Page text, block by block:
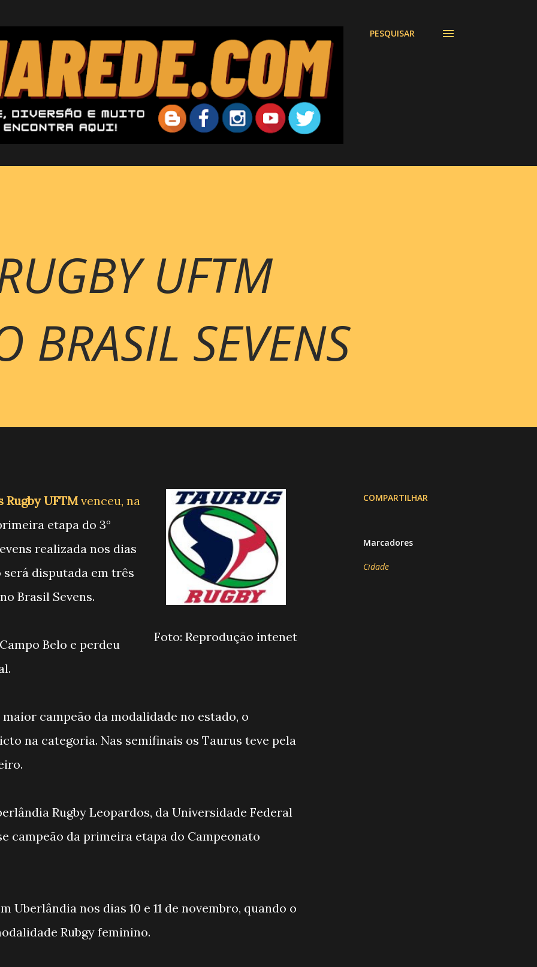
PESQUISAR
UFTM
BRASIL SEVENS
Foto: Reprodução intenet
Rugby UFTMvenceu, na
etapa do 3°
realizada nos dias
será disputada em três
Brasil Sevens.
Belo e perdeu
campeão da modalidade no estado, o
na categoria. Nas semifinais os Taurus teve pela
Rugby Leopardos, da Universidade Federal
campeão da primeira etapa do Campeonato
Uberlândia nos dias 10 e 11 de novembro, quando o
Rubgy feminino.
COMPARTILHAR
Marcadores
Cidade